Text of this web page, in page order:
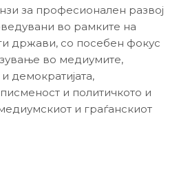
за професионален развој
во рамките на
држави, со посебен фокус
во медиумите,
демократијата,
и политичкото и
и граѓанскиот